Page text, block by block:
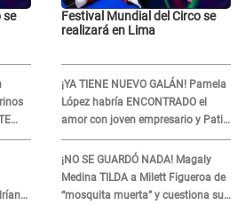
se
Festival Mundial del Circo se
realizará en Lima
¡YA TIENE NUEVO GALÁN! Pamela
López habría ENCONTRADO el
amor con joven empresario y Pati
Lorena la ECHA en VIVO
¡NO SE GUARDÓ NADA! Magaly
Medina TILDA a Milett Figueroa de
“mosquita muerta” y cuestiona su